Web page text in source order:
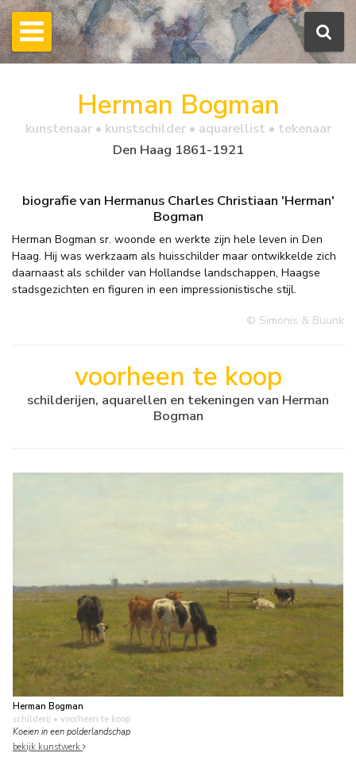
Herman Bogman
kunstenaar • kunstschilder • aquarellist • tekenaar
Den Haag 1861-1921
biografie van Hermanus Charles Christiaan 'Herman'
Bogman
Herman Bogman sr. woonde en werkte zijn hele leven in Den
Haag. Hij was werkzaam als huisschilder maar ontwikkelde zich
daarnaast als schilder van Hollandse landschappen, Haagse
stadsgezichten en figuren in een impressionistische stijl.
© Simonis & Buunk
voorheen te koop
schilderijen, aquarellen en tekeningen van Herman
Bogman
Herman Bogman
schilderij • voorheen te koop
Koeien in een polderlandschap
bekijk kunstwerk